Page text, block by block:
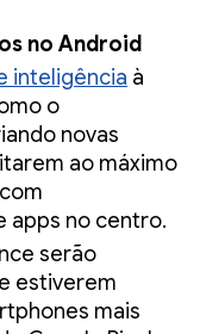
no Android
inteligência à
o
novas
ao máximo
apps no centro.
serão
estiverem
mais